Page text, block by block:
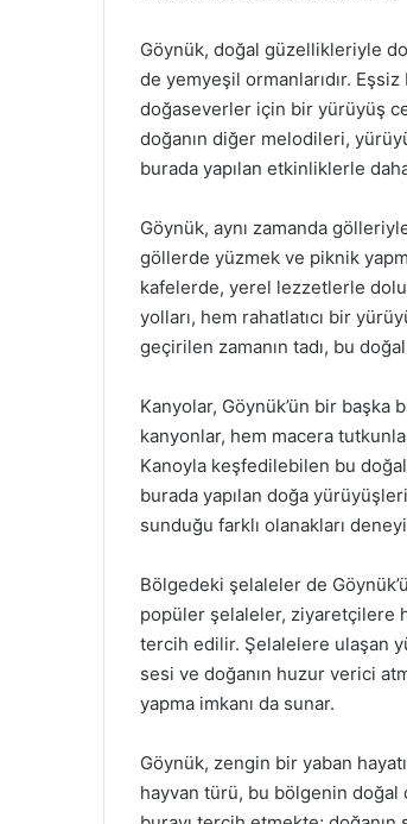
Göynük, doğal güzellikleriyle
de yemyeşil ormanlarıdır.
doğaseverler için bir yürüyüş
doğanın diğer melodileri,
burada yapılan etkinliklerle
Göynük, aynı zamanda
göllerde yüzmek ve piknik
kafelerde, yerel lezzetlerle
yolları, hem rahatlatıcı bir
geçirilen zamanın tadı, bu
Kanyolar, Göynük’ün bir başka
kanyonlar, hem macera
Kanoyla keşfedilebilen bu
burada yapılan doğa
sunduğu farklı olanakları
Bölgedeki şelaleler de
popüler şelaleler, ziyaretçilere
tercih edilir. Şelalelere ulaşan
sesi ve doğanın huzur verici
yapma imkanı da sunar.
Göynük, zengin bir yaban
hayvan türü, bu bölgenin